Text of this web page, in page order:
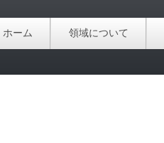
ホーム 領域について